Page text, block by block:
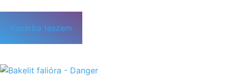
Kosárba teszem